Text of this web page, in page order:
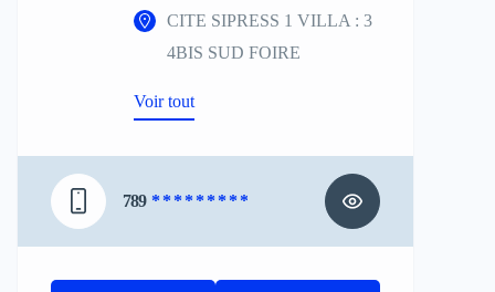
CITE SIPRESS 1 VILLA : 3
4BIS SUD FOIRE
Voir tout
789 * * * * * * * * *